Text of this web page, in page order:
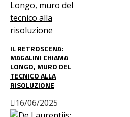
IL RETROSCENA:
MAGALINI CHIAMA
LONGO, MURO DEL
TECNICO ALLA
RISOLUZIONE
16/06/2025